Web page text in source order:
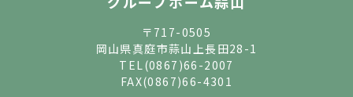
〒717-0505
岡山県真庭市蒜山上長田28-1
TEL(0867)66-2007
FAX(0867)66-4301